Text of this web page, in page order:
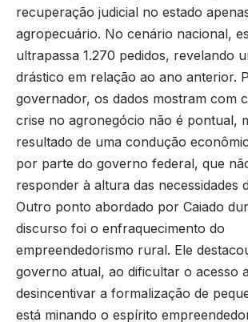
recuperação judicial no estado
agropecuário. No cenário nacional,
ultrapassa 1.270 pedidos, revelando
drástico em relação ao ano anterior.
governador, os dados mostram com
crise no agronegócio não é pontual,
resultado de uma condução
por parte do governo federal, que
responder à altura das necessidades
Outro ponto abordado por Caiado
discurso foi o enfraquecimento do
empreendedorismo rural. Ele
governo atual, ao dificultar o acesso
desincentivar a formalização de
está minando o espírito